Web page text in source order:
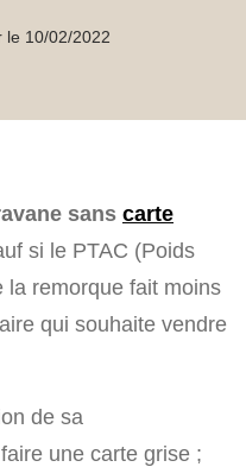
le 10/02/2022
sans carte
si le PTAC (Poids
la remorque fait moins
qui souhaite vendre
de sa
une carte grise ;